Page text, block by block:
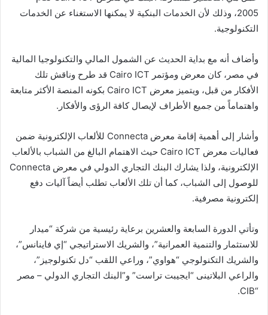
2005، وذلك لأن الخدمات البنكية لا يمكنها الاستغناء عن الخدمات
التكنولوجية.
وأضاف أنه مع بداية الحديث عن الشمول المالي والتكنولوجيا المالية
في مصر، كان معرض ومؤتمر Cairo ICT قد طرح وناقش تلك
الأفكار من قبل، ويتميز معرض Cairo ICT بكونه المنصة الأكثر متابعة
واهتماماً من جميع الأطراف لإيصال كافة الرؤى والأفكار.
وأشار إلى أهمية إقامة معرض Connecta للألعاب الإلكترونية ضمن
فعاليات معرض Cairo ICT حيث الاهتمام البالغ من الشباب بالألعاب
الإلكترونية، ولذا يشارك البنك التجاري الدولي في معرض Connecta
للوصول إلى الشباب، كما أن تلك الألعاب تطلب أيضاً آليات دفع
إلكترونية مصرفية.
وتأتي الدورة السابعة والعشرين برعاية رئيسية من شركة “ميدار
للاستثمار والتنمية العمرانية”، والشريك الاستراتيجي “إي فاينانس”،
والشريك التكنولوجي “هواوي”، وراعي اللقب “دل تكنولوجيز”،
والراعي البلاتينى “ايجيبت تراست” و”البنك التجاري الدولي – مصر
“CIB.